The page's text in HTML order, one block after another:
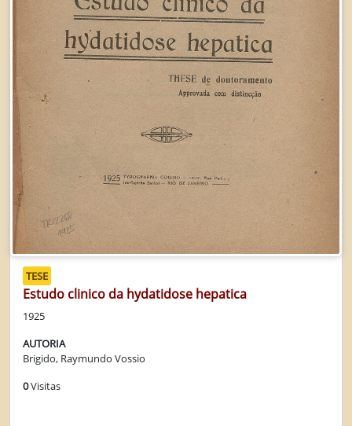
TESE
Estudo clinico da hydatidose hepatica
1925
AUTORIA
Brigido, Raymundo Vossio
0Visitas